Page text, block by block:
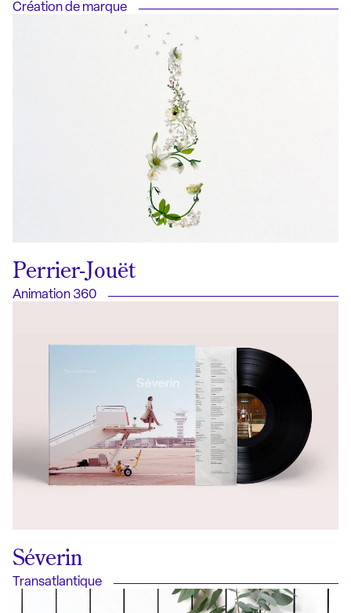
Création de marque
Perrier-Jouët
Animation 360
Séverin
Transatlantique